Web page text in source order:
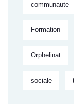
communaute
Formation
Orphelinat
sociale